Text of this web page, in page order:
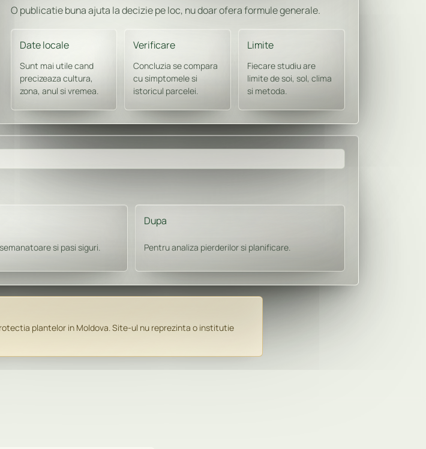
O publicatie buna ajuta la decizie pe loc, nu doar ofera formule generale.
Date locale
Sunt mai utile cand
precizeaza cultura,
zona, anul si vremea.
Verificare
Concluzia se compara
cu simptomele si
istoricul parcelei.
Limite
Fiecare studiu are
limite de soi, sol, clima
si metoda.
si pasi siguri.
Dupa
Pentru analiza pierderilor si planificare.
plantelor in Moldova. Site-ul nu reprezinta o institutie